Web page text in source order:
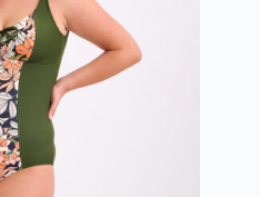
στη
σελίδα
του
προϊόντος